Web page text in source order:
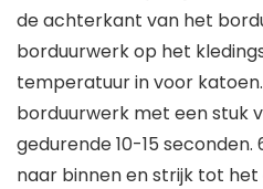
de achterkant van het
borduurwerk op het
temperatuur in voor
borduurwerk met een stuk
gedurende 10-15
naar binnen en strijk tot het